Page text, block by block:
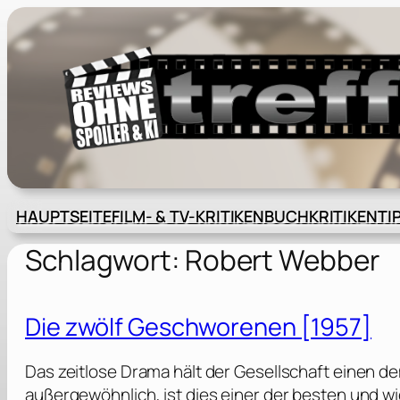
Zum
Inhalt
springen
HAUPTSEITEFILM- & TV-KRITIKENBUCHKRITIKEN
Schlagwort: Robert Webber
Die zwölf Geschworenen [1957]
Das zeitlose Drama hält der Gesellschaft einen
außergewöhnlich, ist dies einer der besten und